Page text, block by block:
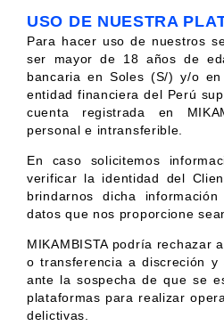
USO DE NUESTRA
Para hacer uso de nuestros
ser mayor de 18 años de
bancaria en Soles (S/) y/o
entidad financiera del Perú
cuenta registrada en
personal e intransferible.
En caso solicitemos
verificar la identidad del
brindarnos dicha
datos que nos proporcione
MIKAMBISTA podría rechazar
o transferencia a discreción y
ante la sospecha de que se
plataformas para realizar
delictivas.